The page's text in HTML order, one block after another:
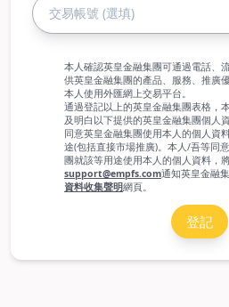
本人確認英皇金融集團可通過電話、
供英皇金融集團的產品、服務、推廣
本人使用外匯網上交易平台。
通過登記以上的英皇金融集團表格，
及明白以下提供的英皇金融集團個人
同意英皇金融集團使用本人的個人資
途(包括直接市場推廣)。本人/吾等同
團就該等用途使用本人的個人資料，
support@empfs.com通知英皇金融
資料收集聲明網頁。
登記